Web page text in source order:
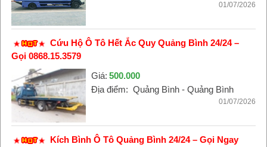
01/07/2026
Cứu Hộ Ô Tô Hết Ắc Quy Quảng Bình 24/24 –
Gọi 0868.15.3579
Giá: 500.000
Địa điểm: Quảng Bình - Quảng Bình
01/07/2026
Kích Bình Ô Tô Quảng Bình 24/24 – Gọi Ngay